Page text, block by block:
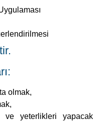
ve yeterlikleri yapacak
sahip olmak,